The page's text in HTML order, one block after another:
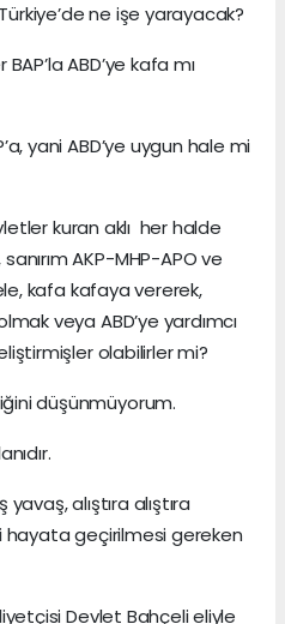
ne işe yarayacak?
ABD’ye kafa mı
yani ABD’ye uygun hale mi
kuran aklı her halde
AKP-MHP-APO ve
kafa kafaya vererek,
veya ABD’ye yardımcı
olabilirler mi?
düşünmüyorum.
alıştıra alıştıra
hayata geçirilmesi gereken
Devlet Bahçeli eliyle